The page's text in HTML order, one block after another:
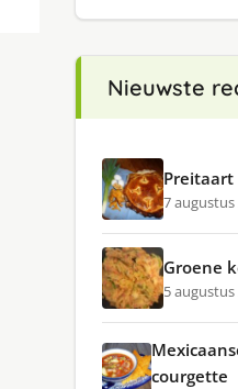
Nieuwste
7 augustus
Groene
5 augustus
courgette